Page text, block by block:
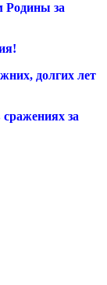
Родины за
долгих лет
за